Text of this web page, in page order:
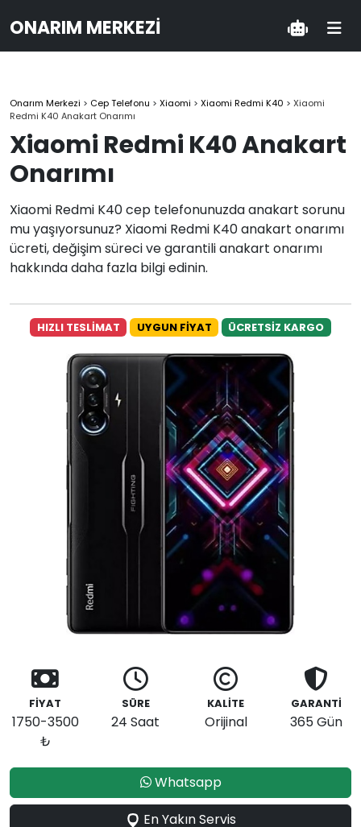
ONARIM MERKEZI
Onarım Merkezi > Cep Telefonu > Xiaomi > Xiaomi Redmi K40 > Xiaomi
Redmi K40 Anakart Onarımı
Xiaomi Redmi K40 Anakart
Onarımı
Xiaomi Redmi K40 cep telefonunuzda anakart sorunu
mu yaşıyorsunuz? Xiaomi Redmi K40 anakart onarımı
ücreti, değişim süreci ve garantili anakart onarımı
hakkında daha fazla bilgi edinin.
HIZLI TESLİMAT UYGUN FİYAT ÜCRETSİZ KARGO
FİYAT
1750-3500
₺
SÜRE
24 Saat
KALİTE
Orijinal
GARANTİ
365 Gün
Whatsapp
En Yakın Servis